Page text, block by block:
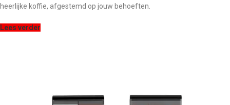
heerlijke koffie, afgestemd op jouw behoeften.
Lees verder